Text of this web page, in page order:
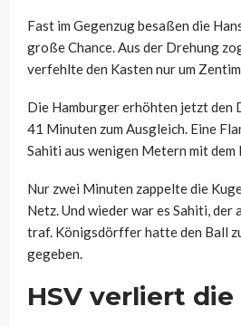
Fast im Gegenzug besaßen die
große Chance. Aus der Drehung
verfehlte den Kasten nur um
Die Hamburger erhöhten jetzt den
41 Minuten zum Ausgleich. Eine
Sahiti aus wenigen Metern mit dem
Nur zwei Minuten zappelte die
Netz. Und wieder war es Sahiti, der
traf. Königsdörffer hatte den Ball
gegeben.
HSV verliert